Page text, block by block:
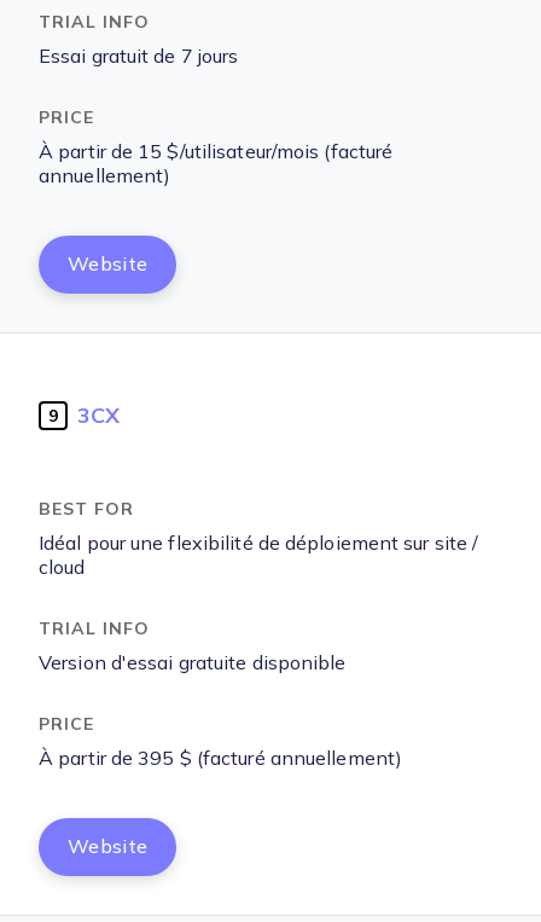
Essai gratuit de 7 jours
À partir de 15 $/utilisateur/mois (facturé
annuellement)
Website
9 3CX
Idéal pour une flexibilité de déploiement sur site /
cloud
Version d'essai gratuite disponible
À partir de 395 $ (facturé annuellement)
Website